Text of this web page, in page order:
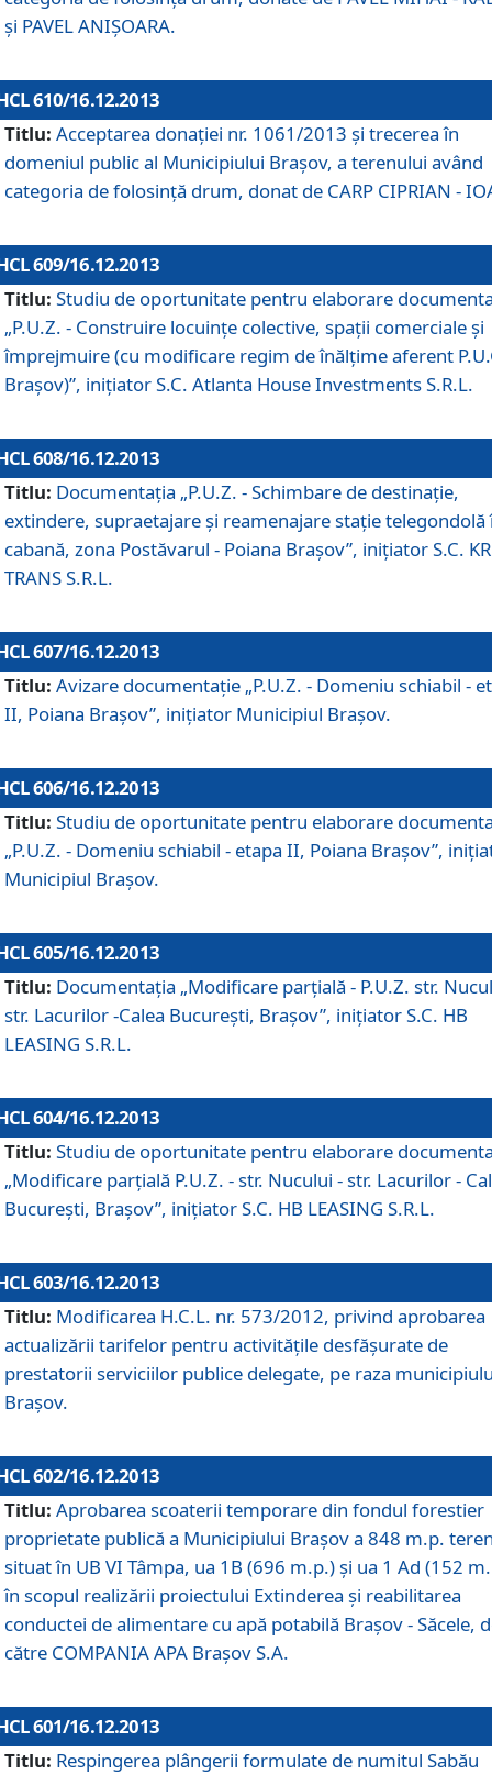
şi PAVEL ANIŞOARA.
610/16.12.2013
Titlu: Acceptarea donaţiei nr. 1061/2013 şi trecerea în
domeniul public al Municipiului Braşov, a terenului având
categoria de folosinţă drum, donat de CARP CIPRIAN -
609/16.12.2013
Titlu: Studiu de oportunitate pentru elaborare
„P.U.Z. - Construire locuinţe colective, spaţii comerciale şi
împrejmuire (cu modificare regim de înălţime aferent
Braşov)”, iniţiator S.C. Atlanta House Investments S.R.L.
608/16.12.2013
Titlu: Documentaţia „P.U.Z. - Schimbare de destinaţie,
extindere, supraetajare şi reamenajare staţie telegondolă
cabană, zona Postăvarul - Poiana Braşov”, iniţiator S.C.
TRANS S.R.L.
607/16.12.2013
Titlu: Avizare documentaţie „P.U.Z. - Domeniu schiabil -
II, Poiana Braşov”, iniţiator Municipiul Braşov.
606/16.12.2013
Titlu: Studiu de oportunitate pentru elaborare
„P.U.Z. - Domeniu schiabil - etapa II, Poiana Braşov”,
Municipiul Braşov.
605/16.12.2013
Titlu: Documentaţia „Modificare parţială - P.U.Z. str.
str. Lacurilor -Calea Bucureşti, Braşov”, iniţiator S.C. HB
LEASING S.R.L.
604/16.12.2013
Titlu: Studiu de oportunitate pentru elaborare
„Modificare parţială P.U.Z. - str. Nucului - str. Lacurilor -
Bucureşti, Braşov”, iniţiator S.C. HB LEASING S.R.L.
603/16.12.2013
Titlu: Modificarea H.C.L. nr. 573/2012, privind aprobarea
actualizării tarifelor pentru activităţile desfăşurate de
prestatorii serviciilor publice delegate, pe raza
Braşov.
602/16.12.2013
Titlu: Aprobarea scoaterii temporare din fondul forestier
proprietate publică a Municipiului Braşov a 848 m.p.
situat în UB VI Tâmpa, ua 1B (696 m.p.) şi ua 1 Ad (152
în scopul realizării proiectului Extinderea şi reabilitarea
conductei de alimentare cu apă potabilă Braşov - Săcele,
către COMPANIA APA Braşov S.A.
601/16.12.2013
Titlu: Respingerea plângerii formulate de numitul Sabău